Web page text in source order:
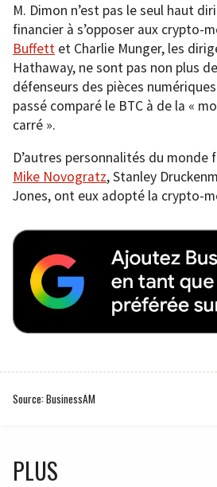
M. Dimon n’est pas le seul haut
financier à s’opposer aux crypto-
Buffett et Charlie Munger, les
Hathaway, ne sont pas non plus
défenseurs des pièces
passé comparé le BTC à de la «
carré ».
D’autres personnalités du monde
Mike Novogratz, Stanley
Jones, ont eux adopté la crypto-
Source: BusinessAM
PLUS